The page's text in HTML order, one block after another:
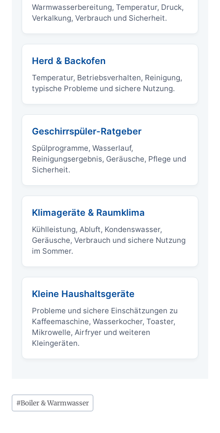
Warmwasserbereitung, Temperatur, Druck,
Verkalkung, Verbrauch und Sicherheit.
Herd & Backofen
Temperatur, Betriebsverhalten, Reinigung,
typische Probleme und sichere Nutzung.
Geschirrspüler-Ratgeber
Spülprogramme, Wasserlauf,
Reinigungsergebnis, Geräusche, Pflege und
Sicherheit.
Klimageräte & Raumklima
Kühlleistung, Abluft, Kondenswasser,
Geräusche, Verbrauch und sichere Nutzung
im Sommer.
Kleine Haushaltsgeräte
Probleme und sichere Einschätzungen zu
Kaffeemaschine, Wasserkocher, Toaster,
Mikrowelle, Airfryer und weiteren
Kleingeräten.
Schlagworte:
#Boiler & Warmwasser